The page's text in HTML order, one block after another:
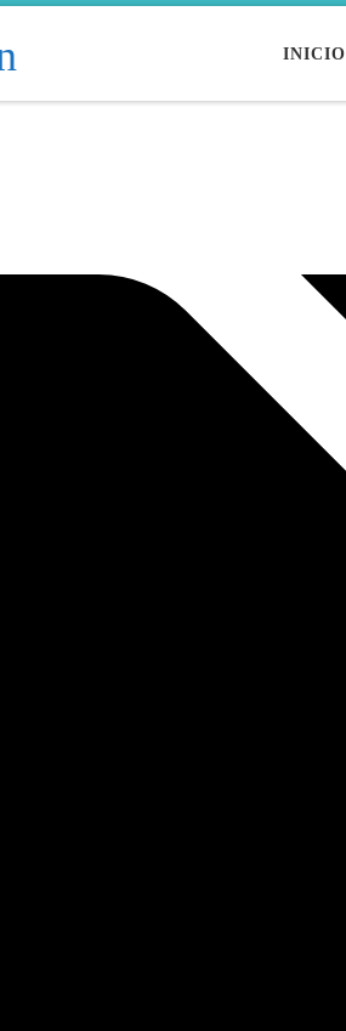
INICIO